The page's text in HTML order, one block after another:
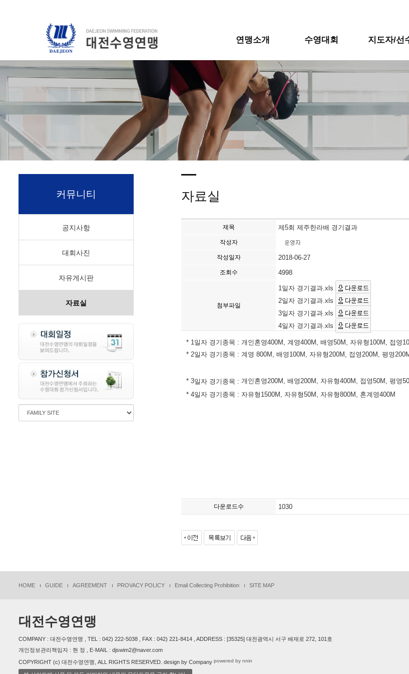
연맹소개 수영대회 지도자/선
커뮤니티
공지사항
대회사진
자유게시판
자료실
자료실
제목 제5회 제주한라배 경기결과
작성자
작성일자 2018-06-27
조회수 4998
첨부파일
1일자 경기결과.xls
2일자 경기결과.xls
3일자 경기결과.xls
4일자 경기결과.xls
* 1일자 경기종목 : 개인혼영400M, 계영400M, 배영50M, 자유형100M, 접영
* 2일자 경기종목 : 계영 800M, 배영100M, 자유형200M, 접영200M, 평영
* 3일자 경기종목 : 개인혼영200M, 배영200M, 자유형400M, 접영50M, 평영
* 4일자 경기종목 : 자유형1500M, 자유형50M, 자유형800M, 혼계영400M
다운로드수 1030
HOME GUIDE AGREEMENT PROVACY POLICY Email Collecting Prohibition SITE MAP
대전수영연맹
COMPANY : 대전수영연맹 , TEL : 042) 222-5038 , FAX : 042) 221-8414 , ADDRESS : [35325] 대전광역시 서구 배재로 272, 101호
개인정보관리책임자 : 현 정 , E-MAIL : djswim2@naver.com
COPYRIGHT (c) 대전수영연맹, ALL RIGHTS RESERVED. design by Company powered by nnin